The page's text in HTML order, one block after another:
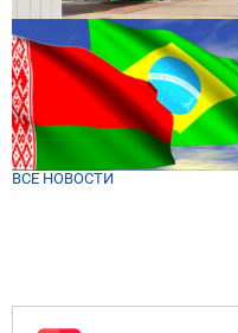
ВСЕ НОВОСТИ